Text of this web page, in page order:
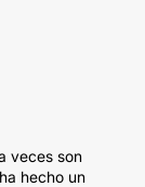
veces son
hecho un